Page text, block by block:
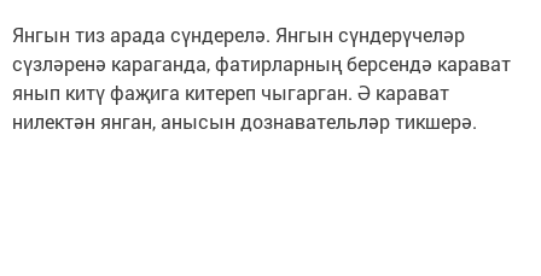
Янгын тиз арада сүндерелә. Янгын сүндерүчеләр
сүзләренә караганда, фатирларның берсендә карават
янып китү фаҗига китереп чыгарган. Ә карават
нилектән янган, анысын дознавательләр тикшерә.